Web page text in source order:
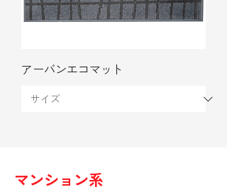
アーバンエコマット
マンション系